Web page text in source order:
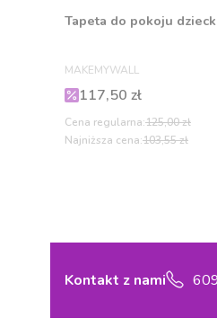
Tapeta do pokoju
PRODUCENT
MAKEMYWALL
Cena promocyjna
117,50 zł
Cena regularna:125,00 zł
Najniższa cena:103,55 zł
Kontakt z nami